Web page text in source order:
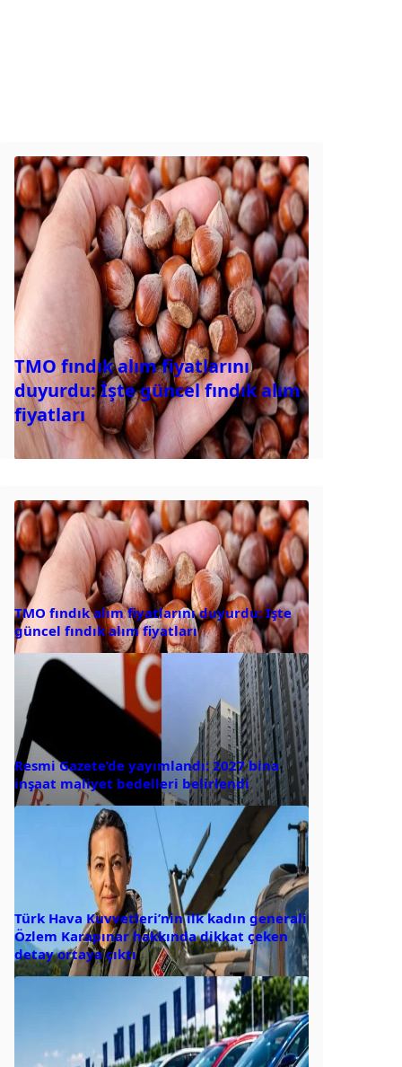
TMO fındık alım fiyatlarını
duyurdu: İşte güncel fındık alım
fiyatları
TMO fındık alım fiyatlarını duyurdu: İşte
güncel fındık alım fiyatları
Resmi Gazete’de yayımlandı: 2027 bina
inşaat maliyet bedelleri belirlendi
Türk Hava Kuvvetleri’nin ilk kadın generali
Özlem Karapınar hakkında dikkat çeken
detay ortaya çıktı